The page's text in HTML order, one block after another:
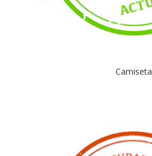
Camiseta